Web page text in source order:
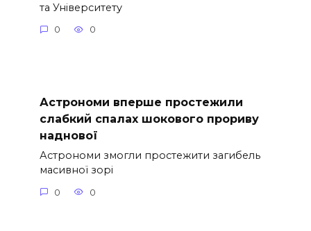
та Університету
0 0
Астрономи вперше простежили
слабкий спалах шокового прориву
наднової
Астрономи змогли простежити загибель
масивної зорі
0 0